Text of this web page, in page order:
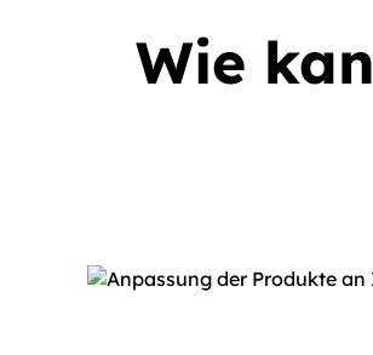
Wie